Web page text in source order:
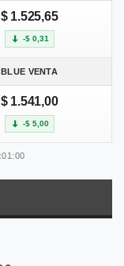
$ 1.525,65
-$ 0,31
BLUE VENTA
$ 1.541,00
-$ 5,00